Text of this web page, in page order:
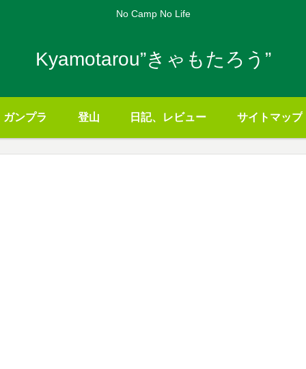
No Camp No Life
Kyamotarou”きゃもたろう”
ガンプラ 登山 日記、レビュー サイトマップ